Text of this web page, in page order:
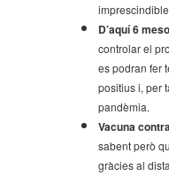
D’aquí 6
controlar el
es podran fer
positius i, per
pandèmia.
Vacuna
sabent però
gràcies al